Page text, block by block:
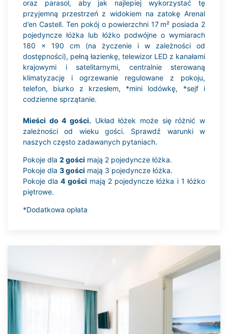
oraz parasol, aby jak najlepiej wykorzystać tę
przyjemną przestrzeń z widokiem na zatokę Arenal
d’en Castell. Ten pokój o powierzchni 17 m² posiada 2
pojedyncze łóżka lub łóżko podwójne o wymiarach
180 x 190 cm (na życzenie i w zależności od
dostępności), pełną łazienkę, telewizor LED z kanałami
krajowymi i satelitarnymi, centralnie sterowaną
klimatyzację i ogrzewanie regulowane z pokoju,
telefon, biurko z krzesłem, *mini lodówkę, *sejf i
codzienne sprzątanie.
Mieści do 4 gości. Układ łóżek może się różnić w
zależności od wieku gości. Sprawdź warunki w
naszych często zadawanych pytaniach.
Pokoje dla 2 gości mają 2 pojedyncze łóżka.
Pokoje dla 3 gości mają 3 pojedyncze łóżka.
Pokoje dla4 gości mają 2 pojedyncze łóżka i 1 łóżko
piętrowe.
*Dodatkowa opłata